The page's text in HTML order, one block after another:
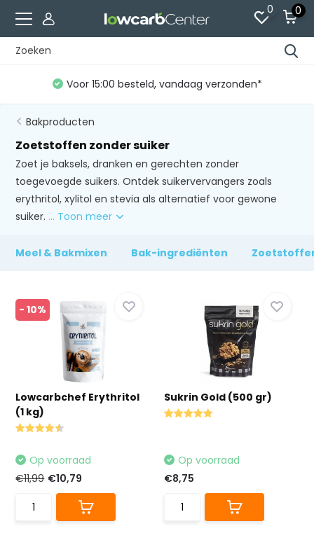
0 0
Voor 15:00 besteld, vandaag verzonden*
Bakproducten
Zoetstoffen zonder suiker
Zoet je baksels, dranken en gerechten zonder
toegevoegde suikers. Ontdek suikervervangers zoals
erythritol, xylitol en stevia als alternatief voor gewone
suiker. ... Toon meer
Meel & Bakmixen Bak-ingrediënten
- 10%
Lowcarbchef Erythritol
(1 kg)
Op voorraad
€11,99 €10,79
Sukrin Gold (500 gr)
Op voorraad
€8,75